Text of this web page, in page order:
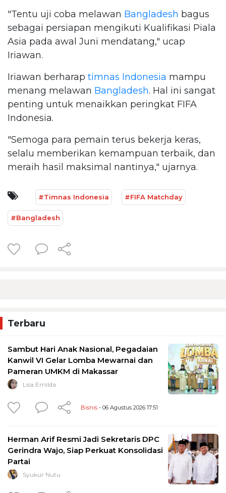
"Tentu uji coba melawan Bangladesh bagus
sebagai persiapan mengikuti Kualifikasi Piala
Asia pada awal Juni mendatang," ucap
Iriawan.
Iriawan berharap timnas Indonesia mampu
menang melawan Bangladesh. Hal ini sangat
penting untuk menaikkan peringkat FIFA
Indonesia.
"Semoga para pemain terus bekerja keras,
selalu memberikan kemampuan terbaik, dan
meraih hasil maksimal nantinya," ujarnya.
#Timnas Indonesia #FIFA Matchday
#Bangladesh
Terbaru
Sambut Hari Anak Nasional, Pegadaian
Kanwil VI Gelar Lomba Mewarnai dan
Pameran UMKM di Makassar
Lisa Emilda
Bisnis - 06 Agustus 2026 17:51
Herman Arif Resmi Jadi Sekretaris DPC
Gerindra Wajo, Siap Perkuat Konsolidasi
Partai
Syukur Nutu